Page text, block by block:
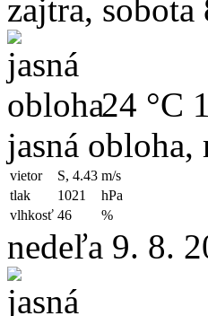
zajtra, sobota
24 °C
jasná
vietor S, 4.43 m/s
tlak
1021
hPa
vlhkosť 46 %
nedeľa 9. 8.